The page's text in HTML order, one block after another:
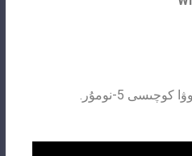
كوچىسى 5-نومۇر.